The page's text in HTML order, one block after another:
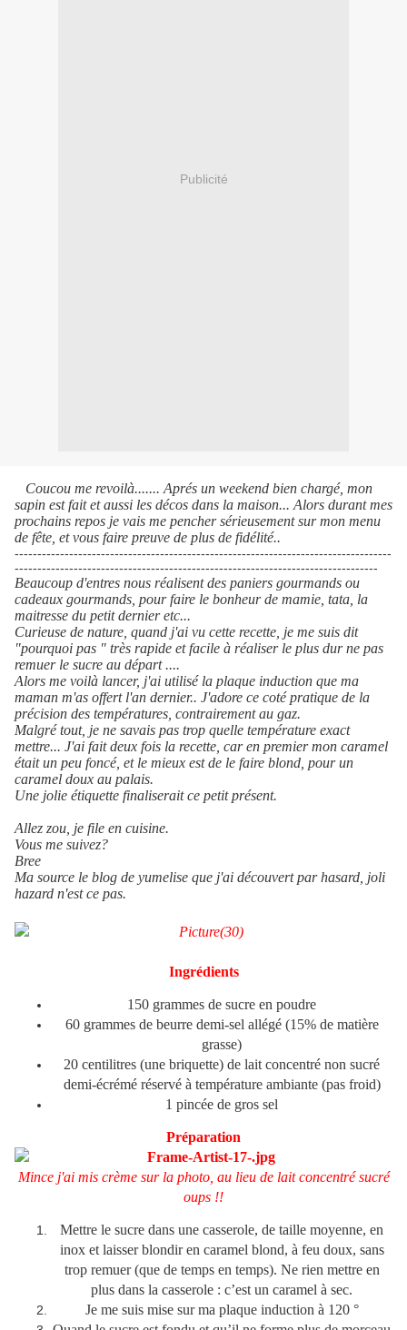
Publicité
Coucou me revoilà....... Aprés un weekend bien chargé, mon
sapin est fait et aussi les décos dans la maison... Alors durant mes
prochains repos je vais me pencher sérieusement sur mon menu
de fête, et vous faire preuve de plus de fidélité..
-----------------------------------------------------------------------------------
--------------------------------------------------------------------------------
Beaucoup d'entres nous réalisent des paniers gourmands ou
cadeaux gourmands, pour faire le bonheur de mamie, tata, la
maitresse du petit dernier etc...
Curieuse de nature, quand j'ai vu cette recette, je me suis dit
"pourquoi pas " très rapide et facile à réaliser le plus dur ne pas
remuer le sucre au départ ....
Alors me voilà lancer, j'ai utilisé la plaque induction que ma
maman m'as offert l'an dernier.. J'adore ce coté pratique de la
précision des températures, contrairement au gaz.
Malgré tout, je ne savais pas trop quelle température exact
mettre... J'ai fait deux fois la recette, car en premier mon caramel
était un peu foncé, et le mieux est de le faire blond, pour un
caramel doux au palais.
Une jolie étiquette finaliserait ce petit présent.
Allez zou, je file en cuisine.
Vous me suivez?
Bree
Ma source le blog de yumelise que j'ai découvert par hasard, joli
hazard n'est ce pas.
Ingrédients
150 grammes de sucre en poudre
60 grammes de beurre demi-sel allégé (15% de matière
grasse)
20 centilitres (une briquette) de lait concentré non sucré
demi-écrémé réservé à température ambiante (pas froid)
1 pincée de gros sel
Préparation
Mince j'ai mis crème sur la photo, au lieu de lait concentré sucré
oups !!
Mettre le sucre dans une casserole, de taille moyenne, en
inox et laisser blondir en caramel blond, à feu doux, sans
trop remuer (que de temps en temps). Ne rien mettre en
plus dans la casserole : c’est un caramel à sec.
Je me suis mise sur ma plaque induction à 120 °